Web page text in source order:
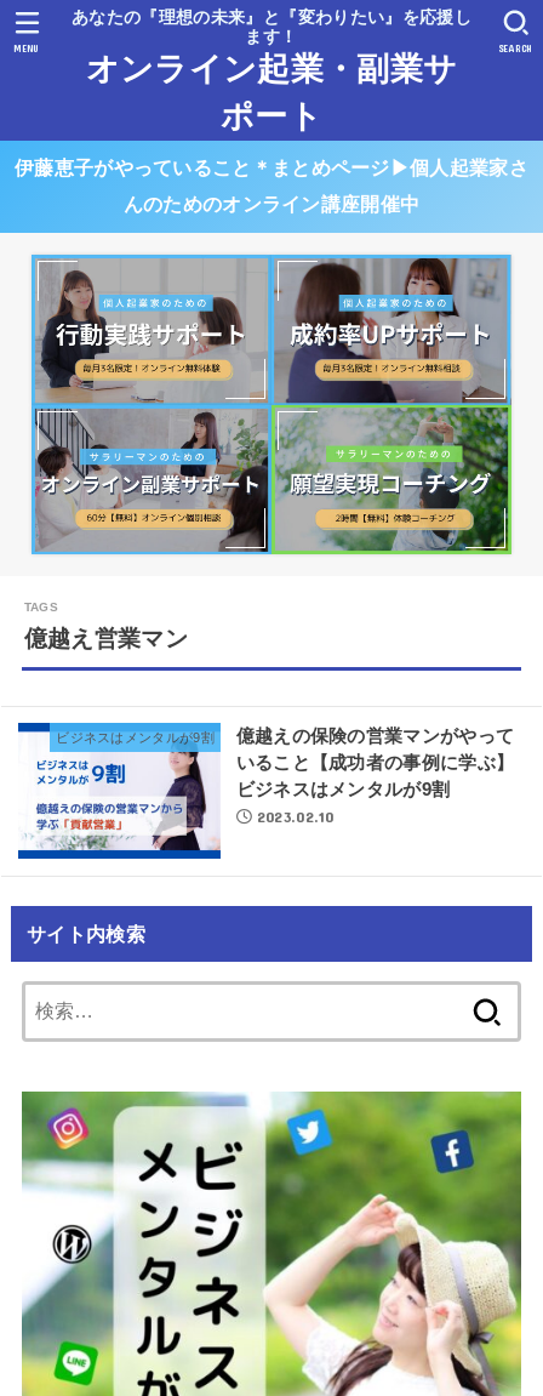
あなたの『理想の未来』と『変わりたい』を応援し
ます！
オンライン起業・副業サ
ポート
SEARCH
MENU
伊藤恵子がやっていること＊まとめページ▶︎個人起業家さ
んのためのオンライン講座開催中
億越え営業マン
ビジネスはメンタルが9割
億越えの保険の営業マンがやって
いること【成功者の事例に学ぶ】
ビジネスはメンタルが9割
2023.02.10
サイト内検索
索: